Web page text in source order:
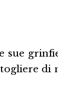
sue
di